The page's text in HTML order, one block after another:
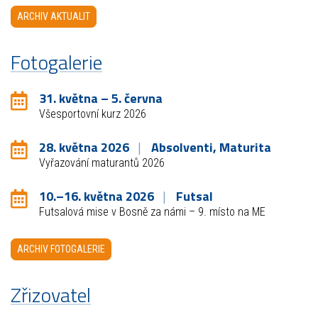
ARCHIV AKTUALIT
Fotogalerie
31. května – 5. června
Všesportovní kurz 2026
28. května 2026 Absolventi, Maturita
Vyřazování maturantů 2026
10.–16. května 2026 Futsal
Futsalová mise v Bosně za námi – 9. místo na ME
ARCHIV FOTOGALERIE
Zřizovatel